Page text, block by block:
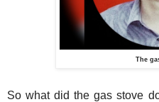
The
So what did the gas stove